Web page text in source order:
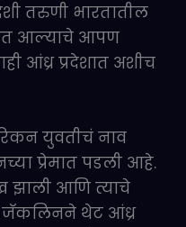
तरुणी भारतातील
आल्याचे आपण
आंध्र प्रदेशात अशीच
युवतीचं नाव
प्रेमात पडली आहे.
झाली आणि त्याचे
जॅकलिनने थेट आंध्र